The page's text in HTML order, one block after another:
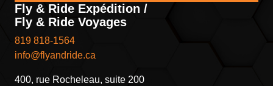
Fly & Ride Expédition /
Fly & Ride Voyages
819 818-1564
info@flyandride.ca
400, rue Rocheleau, suite 200